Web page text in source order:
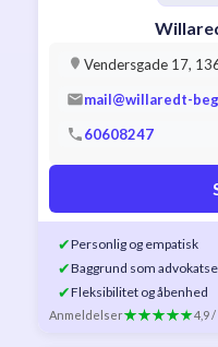
Vendersgade 17,
mail@willaredt-
60608247
✔Personlig og empatisk
✔Baggrund som
✔Fleksibilitet og åbenhed
Anmeldelser 4,9